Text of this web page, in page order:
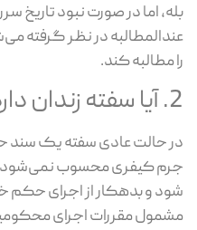
اما در صورت نبود تاریخ
در نظر گرفته
مطالبه کند.
حالت عادی سفته یک سند
کیفری محسوب نمی‌شود.
و بدهکار از اجرای حکم
مقررات اجرای